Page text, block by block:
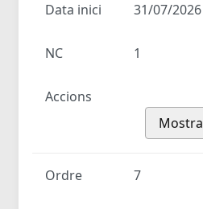
Data inici 31/07/2026
NC 1
Accions
Mostra
Ordre 7